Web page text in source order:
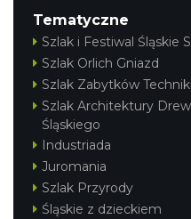
Tematyczne
Szlak i Festiwal Śląskie
Szlak Orlich Gniazd
Szlak Zabytków Techniki
Szlak Architektury
Śląskiego
Industriada
Juromania
Szlak Przyrody
Śląskie z dzieckiem